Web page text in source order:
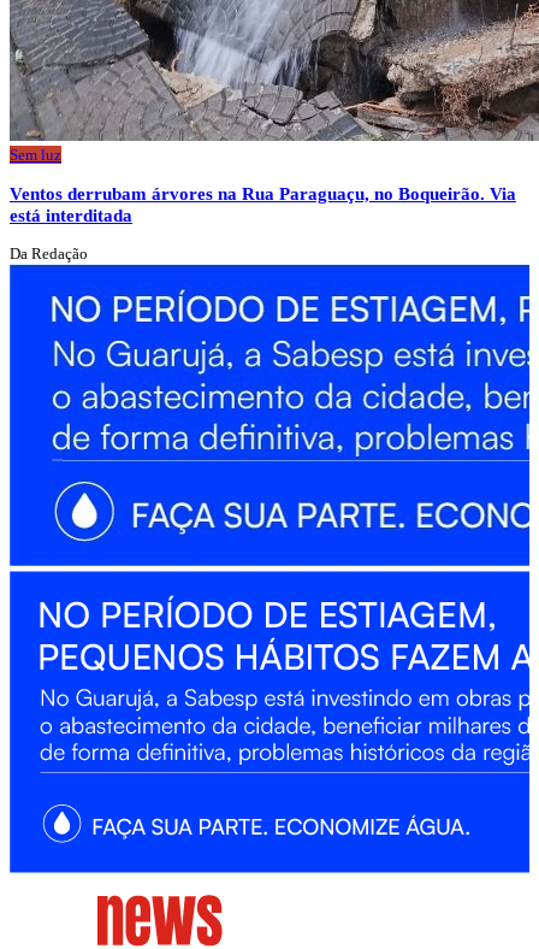
Sem luz
Ventos derrubam árvores na Rua Paraguaçu, no Boqueirão. Via
está interditada
Da Redação